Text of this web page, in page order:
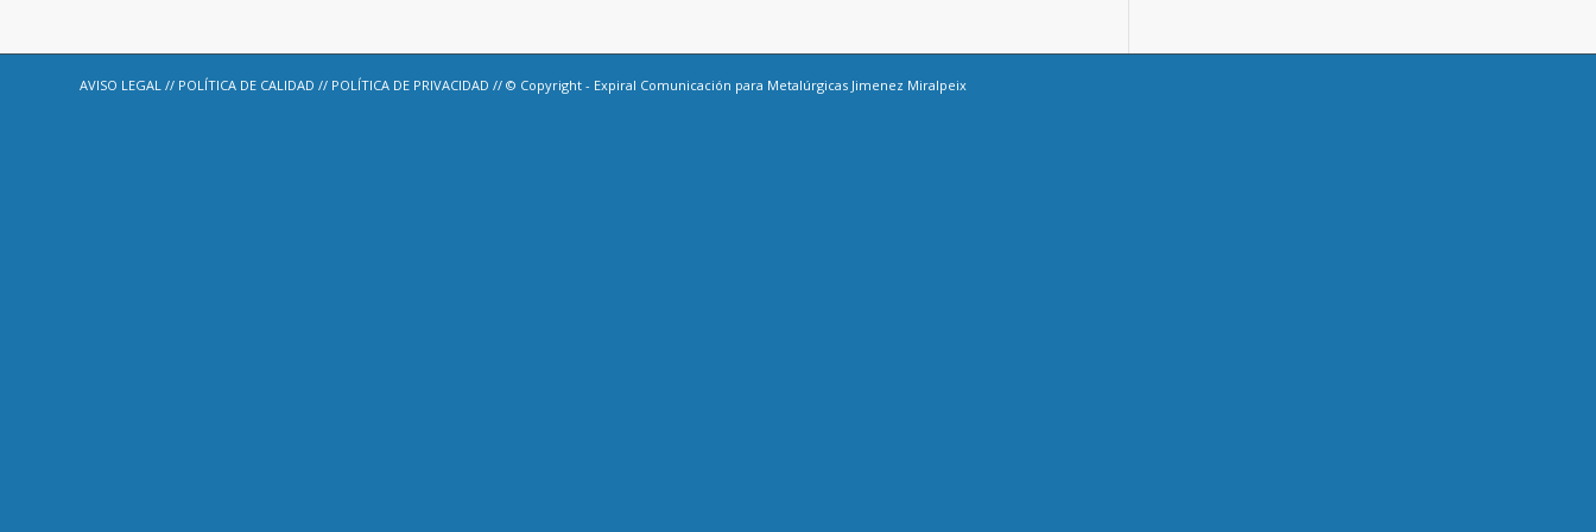
AVISO LEGAL // POLÍTICA DE CALIDAD // POLÍTICA DE PRIVACIDAD // © Copyright - Expiral Comunicación para Metalúrgicas Jimenez Miralpeix